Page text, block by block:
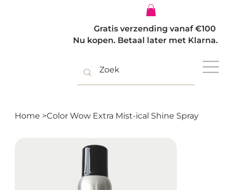
Gratis verzending vanaf €100
Nu kopen. Betaal later met Klarna.
Home >Color Wow Extra Mist-ical Shine Spray